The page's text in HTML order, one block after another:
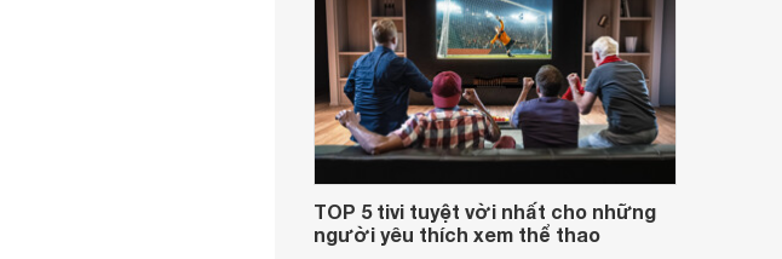
TOP 5 tivi tuyệt vời nhất cho những
người yêu thích xem thể thao